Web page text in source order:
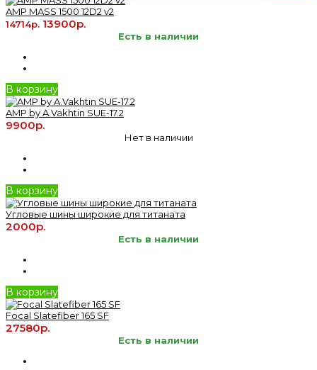
AMP MASS 1500 12D2 v2
14714р. 13900р.
Есть в наличии
В корзину
AMP by A.Vakhtin SUE-17.2
9900р.
Нет в наличии
В корзину
Угловые шины широкие для титаната
2000р.
Есть в наличии
В корзину
Focal Slatefiber 165 SF
27580р.
Есть в наличии